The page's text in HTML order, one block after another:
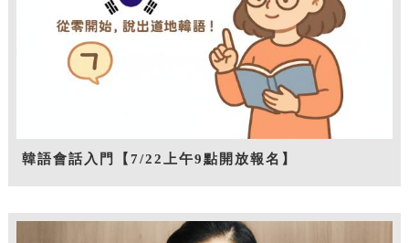
韓語會話入門【7/22上午9點開放報名】